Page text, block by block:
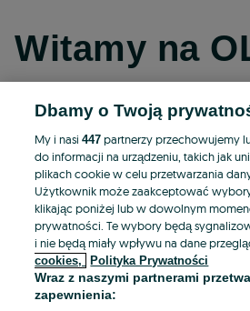
Witamy na
Kontynuuj przez
Kontynuuj przez
Kontynuuj przez
LUB
Dbamy o Twoją
My i nasi447 partnerzy przechowujemy
do informacji na urządzeniu, takich jak
plikach cookie w celu przetwarzania
Użytkownik może zaakceptować
klikając poniżej lub w dowolnym
prywatności. Te wybory będą
i nie będą miały wpływu na dane
cookies,
Polityka Prywatności
Wraz z naszymi partnerami
zapewnienia: